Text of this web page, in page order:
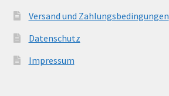
Versand und Zahlungsbedingungen
Datenschutz
Impressum